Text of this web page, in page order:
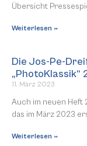
Übersicht
Weiterlesen »
Die Jos-Pe-
„PhotoKlassik“
11. März 2023
Auch im neuen Heft
das im März 2023
Weiterlesen »